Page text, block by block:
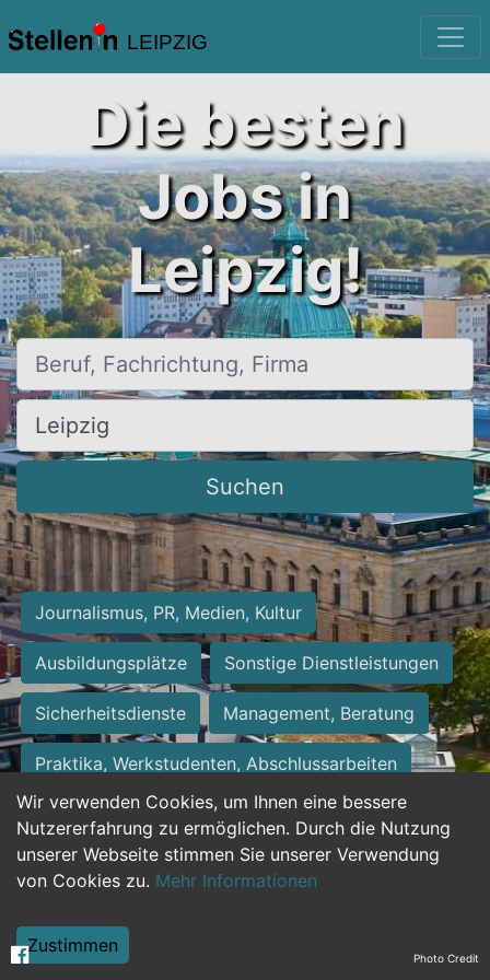
LEIPZIG
Wir verwenden Cookies, um Ihnen eine bessere
Nutzererfahrung zu ermöglichen. Durch die Nutzung
unserer Webseite stimmen Sie unserer Verwendung
von Cookies zu. Mehr Informationen
Zustimmen
Die besten
Jobs in
Leipzig!
Beruf, Fachrichtung, Firma
Ort, Stadt
Suchen
Journalismus, PR, Medien, Kultur
Ausbildungsplätze Sonstige Dienstleistungen
Sicherheitsdienste Management, Beratung
Praktika, Werkstudenten, Abschlussarbeiten
Personalwesen Assistenz, Sekretariat
Hilfskräfte, Aushilfs- und Nebenjobs
Weiterbildung, Studium, duale Ausbildung Photo Credit